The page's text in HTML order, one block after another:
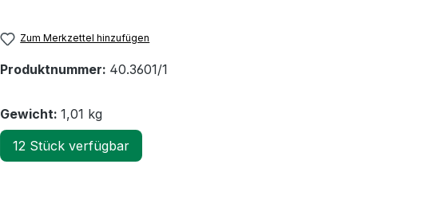
Zum Merkzettel hinzufügen
Produktnummer: 40.3601/1
Gewicht: 1,01 kg
12 Stück verfügbar